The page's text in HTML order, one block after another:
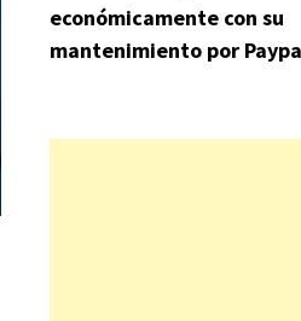
económicamente con su
mantenimiento por